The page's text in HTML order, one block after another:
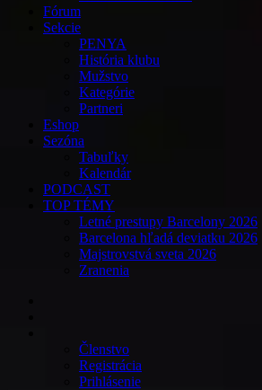
Fórum
Sekcie
PENYA
História klubu
Mužstvo
Kategórie
Partneri
Eshop
Sezóna
Tabuľky
Kalendár
PODCAST
TOP TÉMY
Letné prestupy Barcelony 2026
Barcelona hľadá deviatku 2026
Majstrovstvá sveta 2026
Zranenia
Členstvo
Registrácia
Prihlásenie